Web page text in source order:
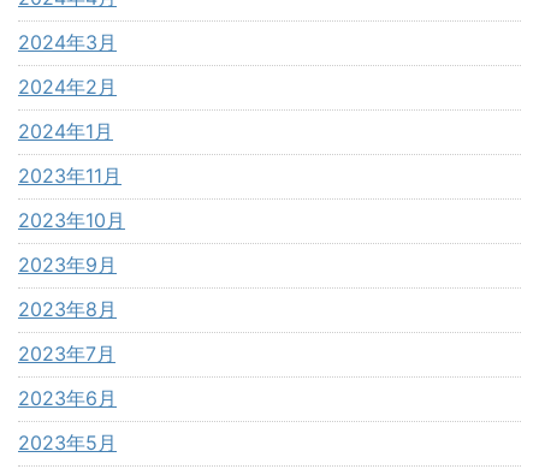
2024年3月
2024年2月
2024年1月
2023年11月
2023年10月
2023年9月
2023年8月
2023年7月
2023年6月
2023年5月